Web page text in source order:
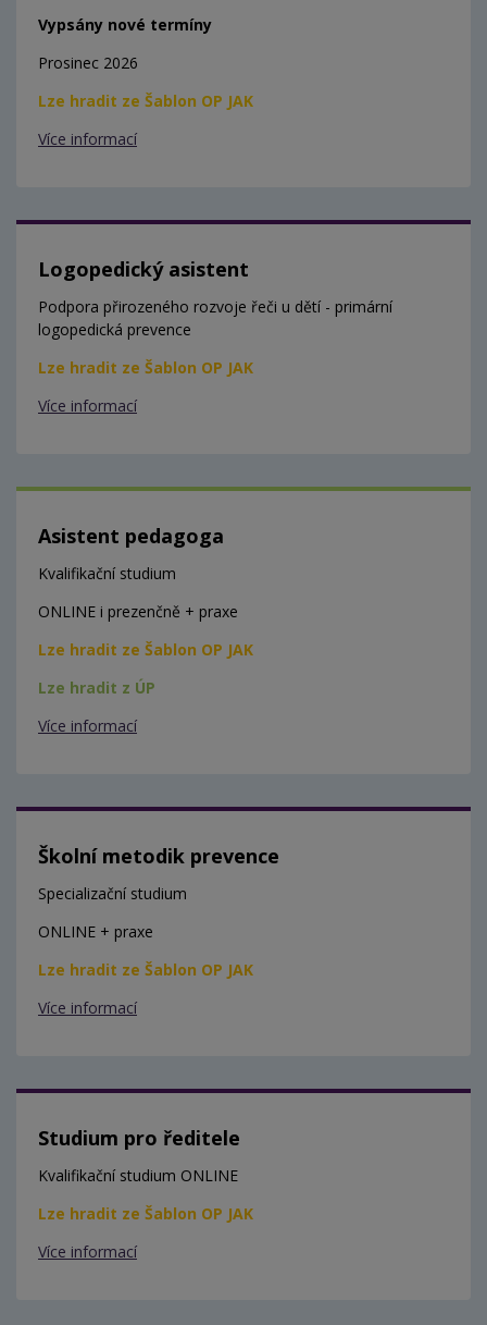
Vypsány nové termíny
Prosinec 2026
Lze hradit ze Šablon OP JAK
Více informací
Logopedický asistent
Podpora přirozeného rozvoje řeči u dětí - primární
logopedická prevence
Lze hradit ze Šablon OP JAK
Více informací
Asistent pedagoga
Kvalifikační studium
ONLINE i prezenčně + praxe
Lze hradit ze Šablon OP JAK
Lze hradit z ÚP
Více informací
Školní metodik prevence
Specializační studium
ONLINE + praxe
Lze hradit ze Šablon OP JAK
Více informací
Studium pro ředitele
Kvalifikační studium ONLINE
Lze hradit ze Šablon OP JAK
Více informací